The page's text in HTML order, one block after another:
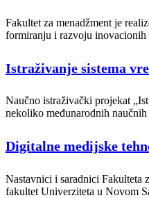
Fakultet za menadžment je
formiranju i razvoju inovacionih
Istraživanje sistema
Naučno istraživački projekat
nekoliko međunarodnih
Digitalne medijske
Nastavnici i saradnici Fakulteta
fakultet Univerziteta u Novom